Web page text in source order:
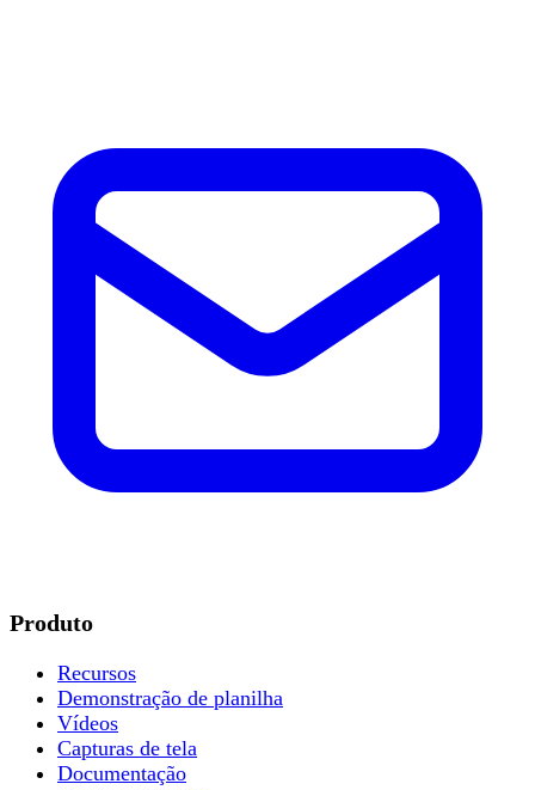
Produto
Recursos
Demonstração de planilha
Vídeos
Capturas de tela
Documentação